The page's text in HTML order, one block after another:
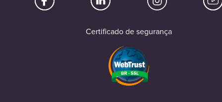
Certificado de segurança